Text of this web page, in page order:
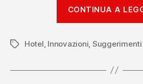
CONTINUA A
Tag Hotel Innovazioni Suggerimenti